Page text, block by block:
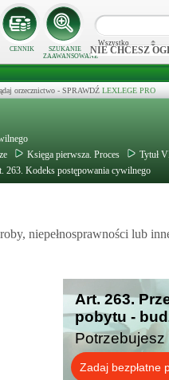
CENNIK
SZUKANIE
ZAAWANSOWANE
Wszystko
NIE CHCESZ
orzecznictwo - SPRAWDŹ LEXLEGE PRO
Księga pierwsza. Proces Tytuł
263. Kodeks postępowania cywilnego
niepełnosprawności lub
Art. 263.
pobytu -
Potrzebujesz
Zadaj bezpłatne